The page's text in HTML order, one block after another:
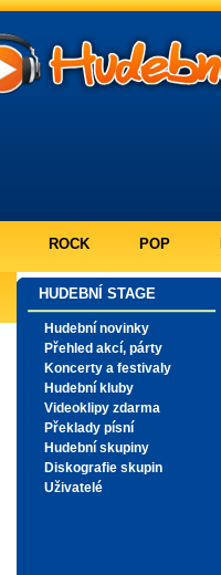
ROCK POP
HUDEBNÍ STAGE
Hudební novinky
Přehled akcí, párty
Koncerty a festivaly
Hudební kluby
Videoklipy zdarma
Překlady písní
Hudební skupiny
Diskografie skupin
Uživatelé